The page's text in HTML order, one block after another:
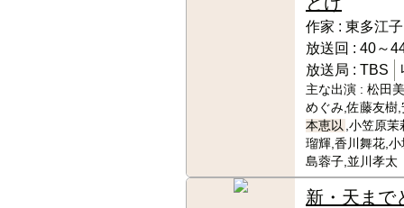
作家 : 東多江子
放送回 : 40～
放送局 : TBS
主な出演 : 松田
めぐみ,佐藤友樹
本恵以 ,小笠原
瑠輝,香川舞花,
島蓉子,並川孝太
新・天まで